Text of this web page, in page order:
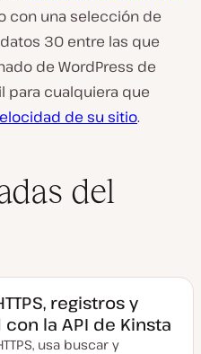
con una selección de
30 entre las que
de WordPress de
para cualquiera que
de su sitio.
del
registros y
la API de Kinsta
usa buscar y